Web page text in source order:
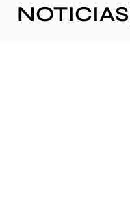
NOTICIAS